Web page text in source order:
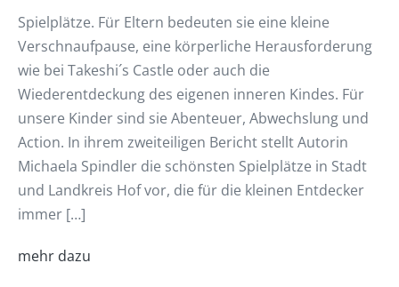
Spielplätze. Für Eltern bedeuten sie eine kleine
Verschnaufpause, eine körperliche Herausforderung
wie bei Takeshi´s Castle oder auch die
Wiederentdeckung des eigenen inneren Kindes. Für
unsere Kinder sind sie Abenteuer, Abwechslung und
Action. In ihrem zweiteiligen Bericht stellt Autorin
Michaela Spindler die schönsten Spielplätze in Stadt
und Landkreis Hof vor, die für die kleinen Entdecker
immer […]
mehr dazu